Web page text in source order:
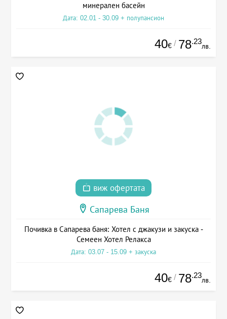
минерален басейн
Дата: 02.01 - 30.09 + полупансион
40€ / 78.23
лв.
виж офертата
Сапарева Баня
Почивка в Сапарева баня: Хотел с джакузи и закуска -
Семеен Хотел Релакса
Дата: 03.07 - 15.09 + закуска
40€ / 78.23
лв.